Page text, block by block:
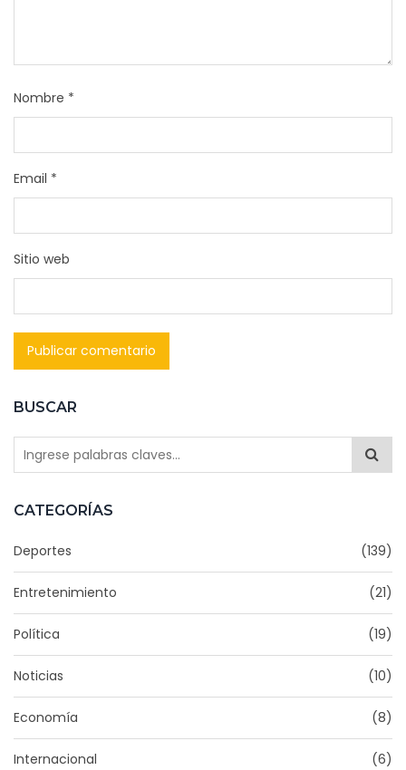
BUSCAR
CATEGORÍAS
Deportes (139)
Entretenimiento (21)
Política (19)
Noticias (10)
Economía (8)
Internacional (6)
Nombre *
Email *
Sitio web